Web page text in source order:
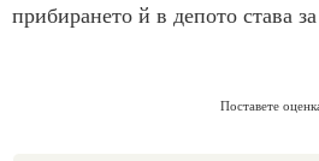
прибирането й в депото става
Поставете